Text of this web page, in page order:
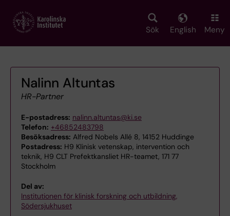
main
Sök English Meny
Nalinn Altuntas
HR-Partner
E-postadress: nalinn.altuntas@ki.se
Telefon: +46852483798
Besöksadress: Alfred Nobels Allé 8, 14152 Huddinge
Postadress: H9 Klinisk vetenskap, intervention och
teknik, H9 CLT Prefektkansliet HR-teamet, 171 77
Stockholm
Del av:
Institutionen för klinisk forskning och utbildning,
Södersjukhuset